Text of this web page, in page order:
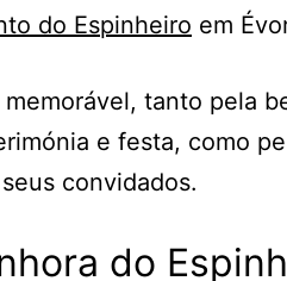
do Espinheiro em
tanto pela
e festa, como
convidados.
do